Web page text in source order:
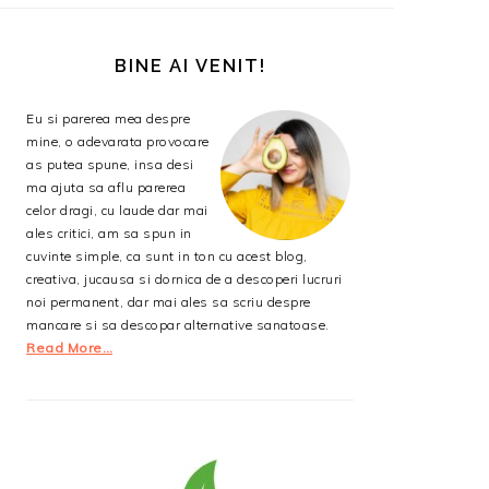
PRINCIPALĂBINE AI VENIT!
Eu si parerea mea despre
mine, o adevarata provocare
as putea spune, insa desi
ma ajuta sa aflu parerea
celor dragi, cu laude dar mai
ales critici, am sa spun in
cuvinte simple, ca sunt in ton cu acest blog,
creativa, jucausa si dornica de a descoperi lucruri
noi permanent, dar mai ales sa scriu despre
mancare si sa descopar alternative sanatoase.
Read More…